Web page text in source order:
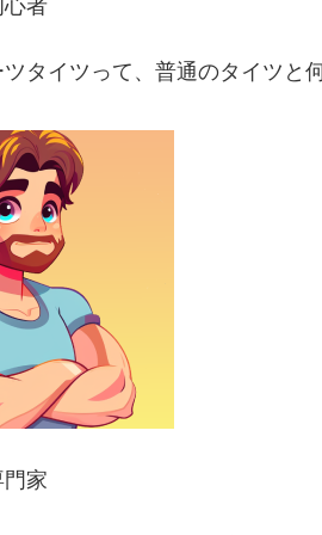
タイツって、普通のタイツと
門家